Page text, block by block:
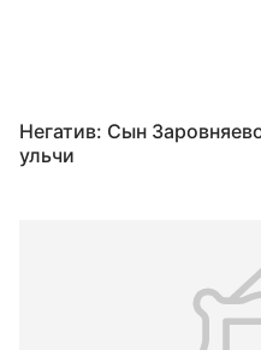
Негатив: Сын
ульчи